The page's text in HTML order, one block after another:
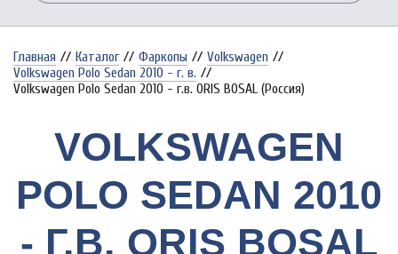
Главная // Каталог // Фаркопы // Volkswagen //
Volkswagen Polo Sedan 2010 - г. в. //
Volkswagen Polo Sedan 2010 - г.в. ORIS BOSAL (Россия)
VOLKSWAGEN
POLO SEDAN 2010
- Г.В. ORIS BOSAL